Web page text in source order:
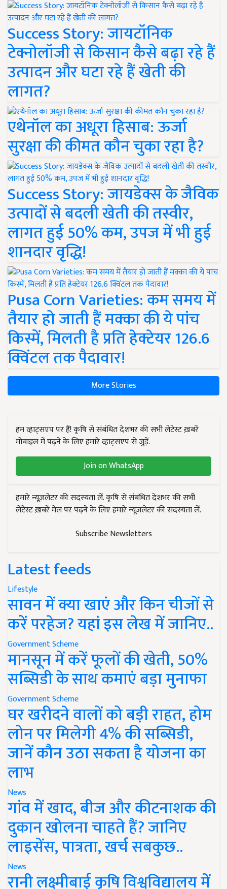
Success Story: जायटॉनिक
टेक्नोलॉजी से किसान कैसे बढ़ा रहे हैं
उत्पादन और घटा रहे हैं खेती की
लागत?
एथेनॉल का अधूरा हिसाब: ऊर्जा
सुरक्षा की कीमत कौन चुका रहा है?
Success Story: जायडेक्स के जैविक
उत्पादों से बदली खेती की तस्वीर,
लागत हुई 50% कम, उपज में भी हुई
शानदार वृद्धि!
Pusa Corn Varieties: कम समय में
तैयार हो जाती हैं मक्का की ये पांच
किस्में, मिलती है प्रति हेक्टेयर 126.6
क्विंटल तक पैदावार!
More Stories
हम व्हाट्सएप पर हैं! कृषि से संबंधित देशभर की सभी लेटेस्ट ख़बरें
मोबाइल में पढ़ने के लिए हमारे व्हाट्सएप से जुड़ें.
Join on WhatsApp
हमारे न्यूज़लेटर की सदस्यता लें. कृषि से संबंधित देशभर की सभी
लेटेस्ट ख़बरें मेल पर पढ़ने के लिए हमारे न्यूज़लेटर की सदस्यता लें.
Subscribe Newsletters
Latest feeds
Lifestyle
सावन में क्या खाएं और किन चीजों से
करें परहेज? यहां इस लेख में जानिए..
Government Scheme
मानसून में करें फूलों की खेती, 50%
सब्सिडी के साथ कमाएं बड़ा मुनाफा
Government Scheme
घर खरीदने वालों को बड़ी राहत, होम
लोन पर मिलेगी 4% की सब्सिडी,
जानें कौन उठा सकता है योजना का
लाभ
News
गांव में खाद, बीज और कीटनाशक की
दुकान खोलना चाहते हैं? जानिए
लाइसेंस, पात्रता, खर्च सबकुछ..
News
रानी लक्ष्मीबाई कृषि विश्वविद्यालय में